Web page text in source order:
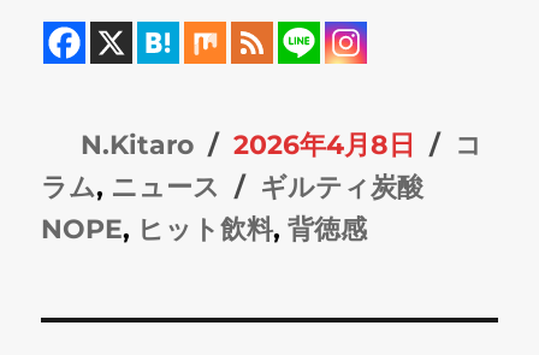
投
稿
者
N.Kitaro
投
稿
日:
2026年4月8日
カ
ー
コ
ラム, ニュース
タ
グ
ギルティ炭酸
NOPE, ヒット飲料,背徳感